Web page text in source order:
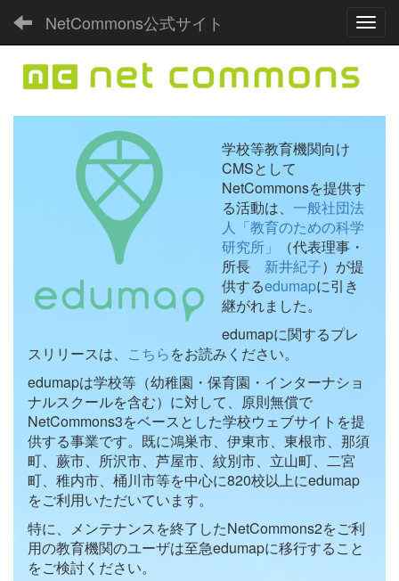
NetCommons公式サイト
学校等教育機関向け
CMSとして
NetCommonsを提供す
る活動は、 一般社団法
人「教育のための科学
研究所」
（代表理事・
所長 新井紀子）が提
供するedumapに引き
継がれました。
edumapに関するプレ
スリリースは、 こちらをお読みください。
edumapは学校等（幼稚園・保育園・インターナショ
ナルスクールを含む）に対して、原則無償で
NetCommons3をベースとした学校ウェブサイトを提
供する事業です。既に鴻巣市、伊東市、東根市、那須
町、蕨市、所沢市、芦屋市、紋別市、立山町、二宮
町、稚内市、桶川市等を中心に820校以上にedumap
をご利用いただいています。
特に、メンテナンスを終了したNetCommons2をご利
用の教育機関のユーザは至急edumapに移行すること
をご検討ください。